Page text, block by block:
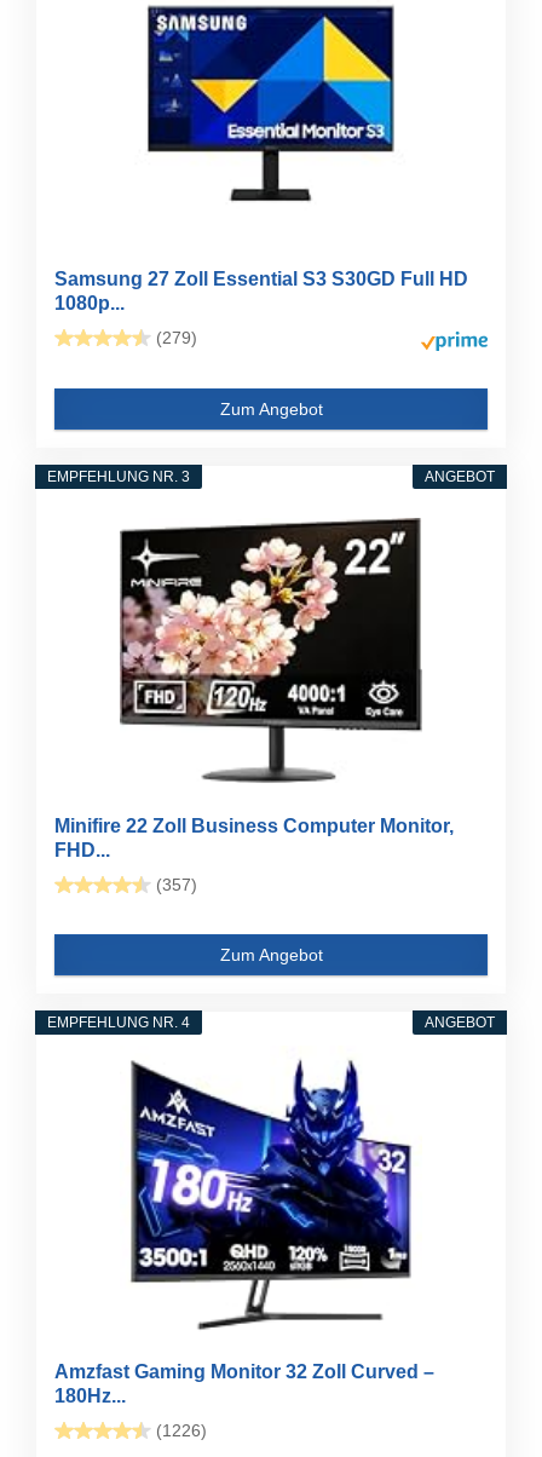
Samsung 27 Zoll Essential S3 S30GD Full HD
1080p...
(279)
Zum Angebot
ANGEBOT
EMPFEHLUNG NR. 3
Minifire 22 Zoll Business Computer Monitor,
FHD...
(357)
Zum Angebot
ANGEBOT
EMPFEHLUNG NR. 4
Amzfast Gaming Monitor 32 Zoll Curved –
180Hz...
(1226)